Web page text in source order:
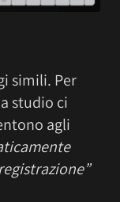
simili. Per
studio ci
agli